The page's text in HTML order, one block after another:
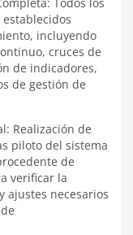
incluyendo
cruces de
de indicadores,
de gestión de
Realización de
piloto del sistema
de
verificar la
ajustes necesarios